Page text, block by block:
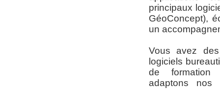
principaux
GéoConcept),
un
Vous avez
logiciels
de formation
adaptons nos